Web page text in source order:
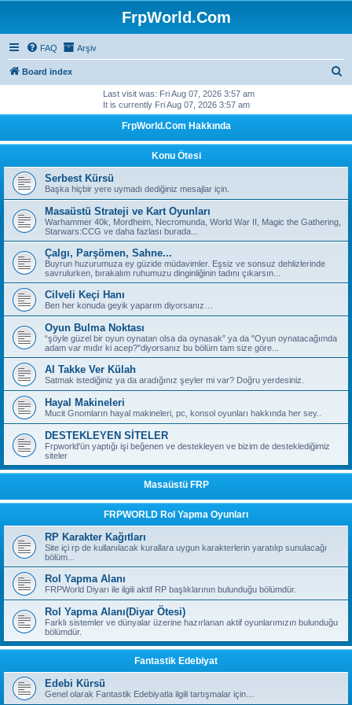
FrpWorld.Com
FAQ Arşiv
Board index
c
h
Last visit was: Fri Aug 07, 2026 3:57 am
It is currently Fri Aug 07, 2026 3:57 am
FrpWorld.Com Hakkında
Konu Ötesi
Serbest Kürsü
Başka hiçbir yere uymadı dediğiniz mesajlar için.
Masaüstü Strateji ve Kart Oyunları
Warhammer 40k, Mordheim, Necromunda, World War II, Magic the Gathering,
Starwars:CCG ve daha fazlası burada...
Çalgı, Parşömen, Sahne...
Buyrun huzurumuza ey güzide müdavimler. Eşsiz ve sonsuz dehlizlerinde
savrulurken, bırakalım ruhumuzu dinginliğinin tadını çıkarsın...
Cilveli Keçi Hanı
Ben her konuda geyik yaparım diyorsanız…
Oyun Bulma Noktası
“şöyle güzel bir oyun oynatan olsa da oynasak” ya da "Oyun oynatacağımda
adam var mıdır ki acep?"diyorsanız bu bölüm tam size göre...
Al Takke Ver Külah
Satmak istediğiniz ya da aradığınız şeyler mi var? Doğru yerdesiniz.
Hayal Makineleri
Mucit Gnomların hayal makineleri, pc, konsol oyunları hakkında her sey..
DESTEKLEYEN SİTELER
Frpworld'ün yaptığı işi beğenen ve destekleyen ve bizim de desteklediğimiz
siteler
Masaüstü FRP
FRPWORLD Rol Yapma Oyunları
RP Karakter Kağıtları
Site içi rp de kullanılacak kurallara uygun karakterlerin yaratılıp sunulacağı
bölüm...
Rol Yapma Alanı
FRPWorld Diyarı ile ilgili aktif RP başlıklarının bulunduğu bölümdür.
Rol Yapma Alanı(Diyar Ötesi)
Farklı sistemler ve dünyalar üzerine hazırlanan aktif oyunlarımızın bulunduğu
bölümdür.
Fantastik Edebiyat
Edebi Kürsü
Genel olarak Fantastik Edebiyatla ilgili tartışmalar için…